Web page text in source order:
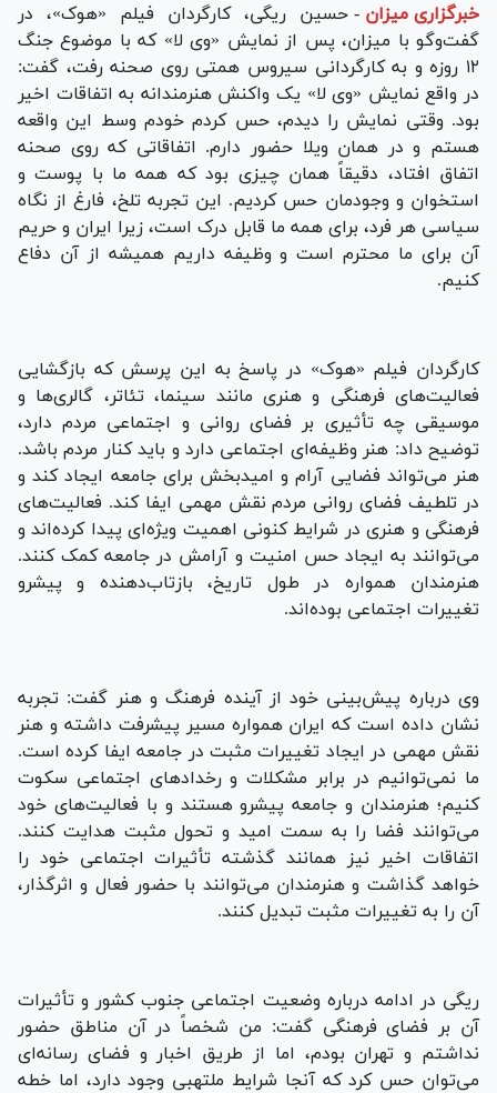
خبرگزاری میزان - حسین ریگی، کارگردان فیلم «هوک»، در
گفت‌وگو با میزان، پس از نمایش «وی لا» که با موضوع جنگ
۱۲ روزه و به کارگردانی سیروس همتی روی صحنه رفت، گفت:
در واقع نمایش «وی لا» یک واکنش هنرمندانه به اتفاقات اخیر
بود. وقتی نمایش را دیدم، حس کردم خودم وسط این واقعه
هستم و در همان ویلا حضور دارم. اتفاقاتی که روی صحنه
اتفاق افتاد، دقیقاً همان چیزی بود که همه ما با پوست و
استخوان و وجودمان حس کردیم. این تجربه تلخ، فارغ از نگاه
سیاسی هر فرد، برای همه ما قابل درک است، زیرا ایران و حریم
آن برای ما محترم است و وظیفه داریم همیشه از آن دفاع
کنیم.
کارگردان فیلم «هوک» در پاسخ به این پرسش که بازگشایی
فعالیت‌های فرهنگی و هنری مانند سینما، تئاتر، گالری‌ها و
موسیقی چه تأثیری بر فضای روانی و اجتماعی مردم دارد،
توضیح داد: هنر وظیفه‌ای اجتماعی دارد و باید کنار مردم باشد.
هنر می‌تواند فضایی آرام و امیدبخش برای جامعه ایجاد کند و
در تلطیف فضای روانی مردم نقش مهمی ایفا کند. فعالیت‌های
فرهنگی و هنری در شرایط کنونی اهمیت ویژه‌ای پیدا کرده‌اند و
می‌توانند به ایجاد حس امنیت و آرامش در جامعه کمک کنند.
هنرمندان همواره در طول تاریخ، بازتاب‌دهنده و پیشرو
تغییرات اجتماعی بوده‌اند.
وی درباره پیش‌بینی خود از آینده فرهنگ و هنر گفت: تجربه
نشان داده است که ایران همواره مسیر پیشرفت داشته و هنر
نقش مهمی در ایجاد تغییرات مثبت در جامعه ایفا کرده است.
ما نمی‌توانیم در برابر مشکلات و رخدادهای اجتماعی سکوت
کنیم؛ هنرمندان و جامعه پیشرو هستند و با فعالیت‌های خود
می‌توانند فضا را به سمت امید و تحول مثبت هدایت کنند.
اتفاقات اخیر نیز همانند گذشته تأثیرات اجتماعی خود را
خواهد گذاشت و هنرمندان می‌توانند با حضور فعال و اثرگذار،
آن را به تغییرات مثبت تبدیل کنند.
ریگی در ادامه درباره وضعیت اجتماعی جنوب کشور و تأثیرات
آن بر فضای فرهنگی گفت: من شخصاً در آن مناطق حضور
نداشتم و تهران بودم، اما از طریق اخبار و فضای رسانه‌ای
می‌توان حس کرد که آنجا شرایط ملتهبی وجود دارد، اما خطه